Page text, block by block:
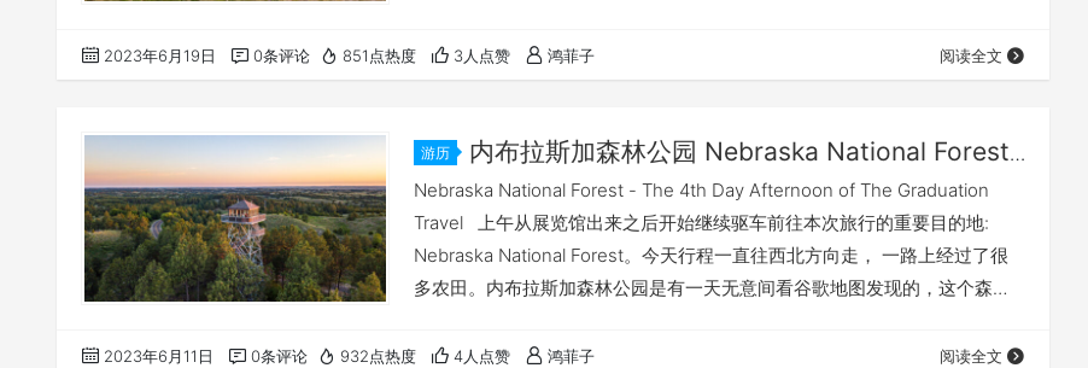
方是Valentine National Wi…
2023年6月19日 0条评论 851点热度 3人点赞 鸿菲子 阅读全文
游历
内布拉斯加森林公园 Nebraska National Forest
——毕业旅行第四天（下）
Nebraska National Forest - The 4th Day Afternoon of The Graduation
Travel 上午从展览馆出来之后开始继续驱车前往本次旅行的重要目的地:
Nebraska National Forest。今天行程一直往西北方向走， 一路上经过了很
多农田。内布拉斯加森林公园是有一天无意间看谷歌地图发现的，这个森林
里，我们开始尝试思考更大环境的系统问题，于是我就用不少时间去看整个
2023年6月11日 0条评论 932点热度 4人点赞 鸿菲子 阅读全文